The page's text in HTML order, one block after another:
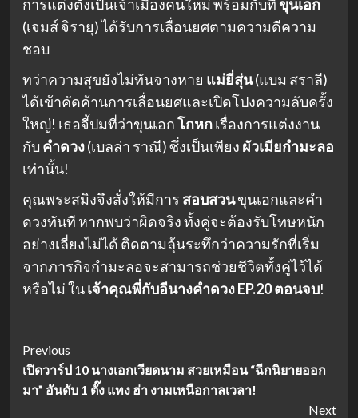
การแต่งตั้งเป็นเจ้าเมืองคนใหม่ พร้อมกับที่ ขุนเอก
(เจมส์ จิรายุ) ได้รับการเลื่อนยศตามความดีความ
ชอบ
ทว่าความสุขยังไม่ทันจางหาย แม่ยี่สุ่น(แบม สราลี)
ได้เข้าคัดค้านการเลื่อนยศและเปิดโปงความลับครั้ง
ใหญ่! เธอจี้ปมที่ว่าขุนเอกโกหกเรื่องการแต่งงาน
กับคำดวง(เบลล่า ราณี) ซึ่งเป็นเพียง ผัวเมียกำมะลอ
เท่านั้น!
คุณพระสมิงจึงสั่งให้มีการ สอบสวนขุนเอกและคำ
ดวงทันที หากพบว่าผิดจริง ทั้งคู่จะต้องรับโทษหนัก
อย่างเลี่ยงไม่ได้ ติดตามลุ้นระทึกว่าความรักที่เริ่ม
จากภารกิจกำมะลอจะสามารถช่วยชีวิตทั้งคู่ไว้ได้
หรือไม่ ในเจ้าคุณพี่กับอีนางคำดวง EP.20 ตอนจบ!
Post
Navigation
Previous
เปิดวาร์ป 10 นางเอกเวียดนาม สวยเหมือน “ฉีกนิยายออก
มา” อันดับ 1 ตั๊ง แทง ฮ่า งามเหนือกาลเวลา!
Next